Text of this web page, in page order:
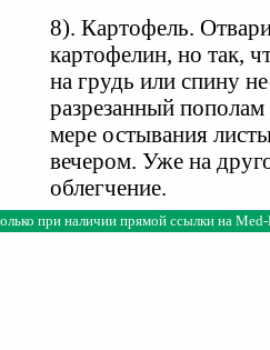
8). Картофель.
картофелин, но так,
на грудь или спину
разрезанный
мере остывания
вечером. Уже на
облегчение.
при наличии прямой ссылки на